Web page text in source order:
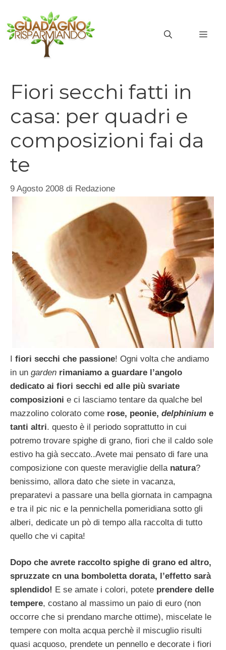
contenuto
Fiori secchi fatti in
casa: per quadri e
composizioni fai da
te
9 Agosto 2008 di Redazione
I fiori secchi che passione! Ogni volta che andiamo
in un garden rimaniamo a guardare l’angolo
dedicato ai fiori secchi ed alle più svariate
composizioni e ci lasciamo tentare da qualche bel
mazzolino colorato come rose, peonie, delphinium e
tanti altri. questo è il periodo soprattutto in cui
potremo trovare spighe di grano, fiori che il caldo sole
estivo ha già seccato..Avete mai pensato di fare una
composizione con queste meraviglie della natura?
benissimo, allora dato che siete in vacanza,
preparatevi a passare una bella giornata in campagna
e tra il pic nic e la pennichella pomeridiana sotto gli
alberi, dedicate un pò di tempo alla raccolta di tutto
quello che vi capita!
Dopo che avrete raccolto spighe di grano ed altro,
spruzzate cn una bomboletta dorata, l’effetto sarà
splendido! E se amate i colori, potete prendere delle
tempere, costano al massimo un paio di euro (non
occorre che si prendano marche ottime), miscelate le
tempere con molta acqua perchè il miscuglio risulti
quasi acquoso, prendete un pennello e decorate i fiori